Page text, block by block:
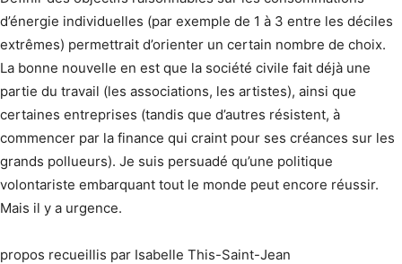
d’énergie individuelles (par exemple de 1 à 3 entre les déciles
extrêmes) permettrait d’orienter un certain nombre de choix.
La bonne nouvelle en est que la société civile fait déjà une
partie du travail (les associations, les artistes), ainsi que
certaines entreprises (tandis que d’autres résistent, à
commencer par la finance qui craint pour ses créances sur les
grands pollueurs). Je suis persuadé qu’une politique
volontariste embarquant tout le monde peut encore réussir.
Mais il y a urgence.
propos recueillis par Isabelle This-Saint-Jean